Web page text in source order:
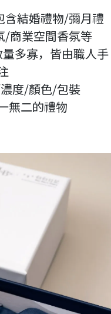
含結婚禮物/彌月禮
/商業空間香氛等
多寡，皆由職人手
度/顏色/包裝
無二的禮物